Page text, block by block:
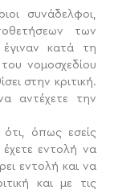
συνάδελφοι,
των
κατά τη
νομοσχεδίου
στην κριτική.
αντέχετε την
όπως εσείς
έχετε εντολή να
εντολή και να
και με τις